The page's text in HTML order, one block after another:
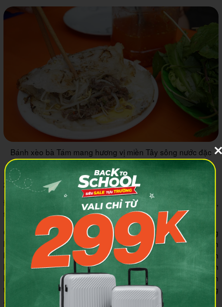
Bánh xèo bà Tám mang hương vị miền Tây sông nước đặc
trưng
2.6 Quán Gà nướng Ia Gui
Địa chỉ: Số 27 đường Phạm Ngọc Thạch, phường Đống Đa,
thành phố Pleiku, tỉnh Gia Lai.
Gà nướng Ia Gui là một nhà hàng quán ngon Gia Lai nổi tiếng
bậc nhất phố núi. Vì chủ quán là người dân tộc Jrai nên toàn
bộ không gian cũng như những món ăn đều mang đậm
hương vị núi rừng Tây Nguyên. Ngoài đặc sản gà nướng, cơm
lam và rượu cần, quán còn phục vụ nhiều món ăn truyền
thống theo văn hóa bản địa và thể hiện được nét tinh túy trong
ẩm thực phố núi.